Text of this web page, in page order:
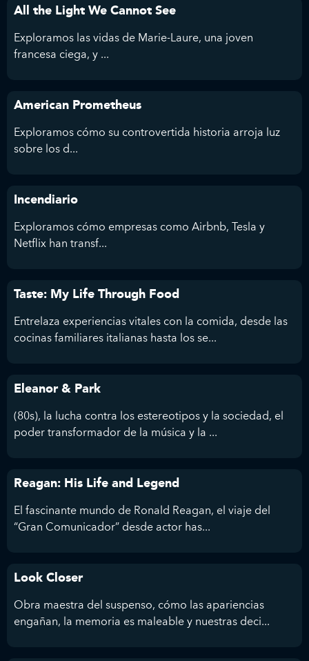
All the Light We Cannot See
Exploramos las vidas de Marie-Laure, una joven
francesa ciega, y ...
American Prometheus
Exploramos cómo su controvertida historia arroja luz
sobre los d...
Incendiario
Exploramos cómo empresas como Airbnb, Tesla y
Netflix han transf...
Taste: My Life Through Food
Entrelaza experiencias vitales con la comida, desde las
cocinas familiares italianas hasta los se...
Eleanor & Park
(80s), la lucha contra los estereotipos y la sociedad, el
poder transformador de la música y la ...
Reagan: His Life and Legend
El fascinante mundo de Ronald Reagan, el viaje del
“Gran Comunicador” desde actor has...
Look Closer
Obra maestra del suspenso, cómo las apariencias
engañan, la memoria es maleable y nuestras deci...